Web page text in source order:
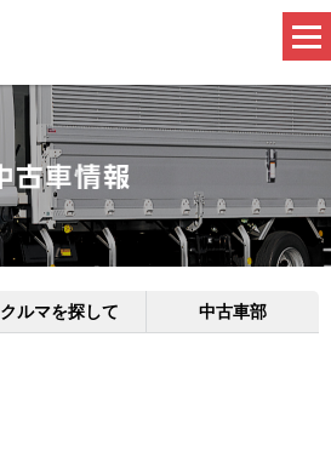
クルマを探して 中古車部